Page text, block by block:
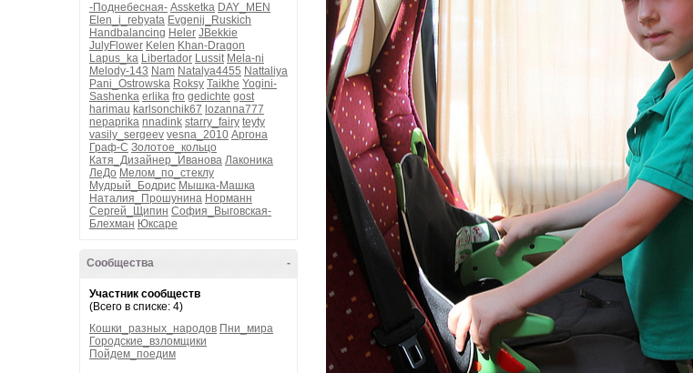
-Поднебесная- Assketka DAY_MEN
Elen_i_rebyata Evgenij_Ruskich
Handbalancing Heler JBekkie
JulyFlower Kelen Khan-Dragon
Lapus_ka Libertador Lussit Mela-ni
Melody-143 Nam Natalya4455 Nattaliya
Pani_Ostrowska Roksy Taikhe Yogini-
Sashenka erlika fro gedichte gost
harimau karlsonchik67 lozanna777
nepaprika nnadink starry_fairy teyty
vasily_sergeev vesna_2010 Аргона
Граф-С Золотое_кольцо
Катя_Дизайнер_Иванова Лаконика
ЛеДо Мелом_по_стеклу
Мудрый_Бодрис Мышка-Машка
Наталия_Прошунина Норманн
Сергей_Щипин София_Выговская-
Блехман Юксаре
-
Сообщества
Участник сообществ
(Всего в списке: 4)
Кошки_разных_народов Пни_мира
Городские_взломщики
Пойдем_поедим